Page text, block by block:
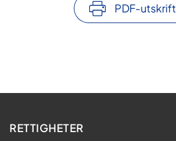
PDF-utskrift
RETTIGHETER